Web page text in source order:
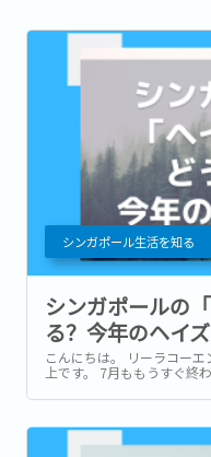
シンガポール生活を知る
シンガポールの
る？今年のヘイ
こんにちは。 リーラコー
上です。 7月ももうすぐ終
います。...